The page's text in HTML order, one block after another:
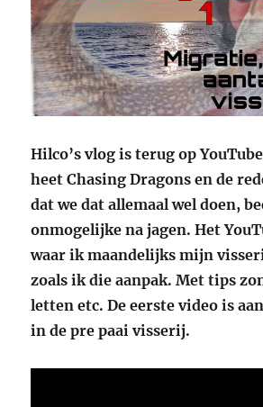
Hilco’s vlog is terug op
heet Chasing Dragons en de
dat we dat allemaal wel doen,
onmogelijke na jagen. Het
waar ik maandelijks mijn
zoals ik die aanpak. Met tips
letten etc. De eerste video is
in de pre paai visserij.